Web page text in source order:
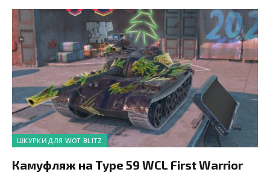
ШКУРКИ ДЛЯ WOT BLITZ
Камуфляж на Type 59 WCL First Warrior